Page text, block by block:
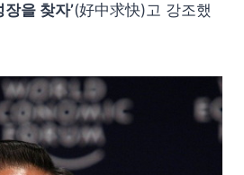
장을 찾자’(好中求快)고 강조했